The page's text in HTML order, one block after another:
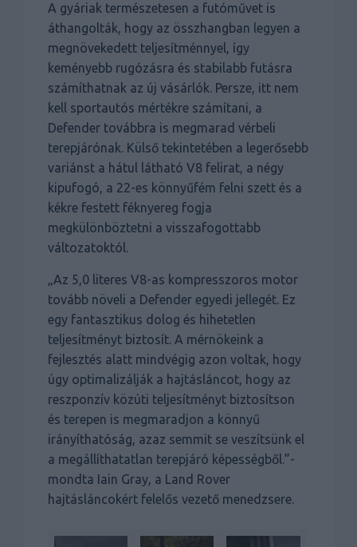
A gyáriak természetesen a futóművet is
áthangolták, hogy az összhangban legyen a
megnövekedett teljesítménnyel, így
keményebb rugózásra és stabilabb futásra
számíthatnak az új vásárlók. Persze, itt nem
kell sportautós mértékre számítani, a
Defender továbbra is megmarad vérbeli
terepjárónak. Külső tekintetében a legerősebb
variánst a hátul látható V8 felirat, a négy
kipufogó, a 22-es könnyűfém felni szett és a
kékre festett féknyereg fogja
megkülönböztetni a visszafogottabb
változatoktól.
„Az 5,0 literes V8-as kompresszoros motor
tovább növeli a Defender egyedi jellegét. Ez
egy fantasztikus dolog és hihetetlen
teljesítményt biztosít. A mérnökeink a
fejlesztés alatt mindvégig azon voltak, hogy
úgy optimalizálják a hajtásláncot, hogy az
reszponzív közúti teljesítményt biztosítson
és terepen is megmaradjon a könnyű
irányíthatóság, azaz semmit se veszítsünk el
a megállíthatatlan terepjáró képességből.”-
mondta Iain Gray, a Land Rover
hajtásláncokért felelős vezető menedzsere.